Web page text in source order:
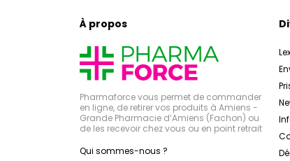
À propos
Pharmaforce vous permet de commander
en ligne, de retirer vos produits à Amiens -
Grande Pharmacie d’Amiens (Fachon) ou
de les recevoir chez vous ou en point retrait
Qui sommes-nous ?